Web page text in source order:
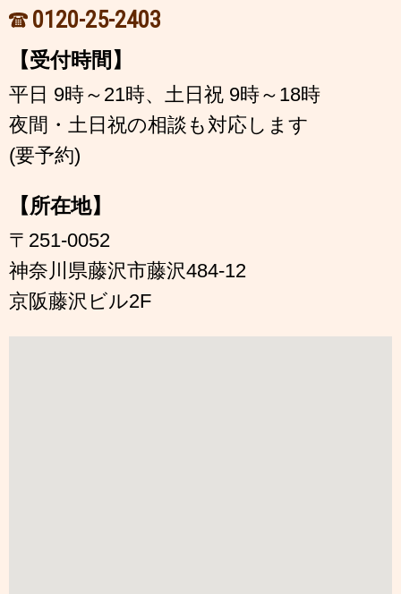
0120-25-2403
【受付時間】
平日 9時～21時、土日祝 9時～18時
夜間・土日祝の相談も対応します
(要予約)
【所在地】
〒251-0052
神奈川県藤沢市藤沢484-12
京阪藤沢ビル2F